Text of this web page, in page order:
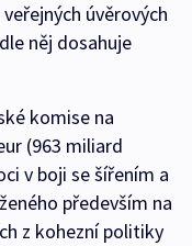
úvěrových
něj dosahuje
komise na
(963 miliard
v boji se šířením a
především na
z kohezní politiky